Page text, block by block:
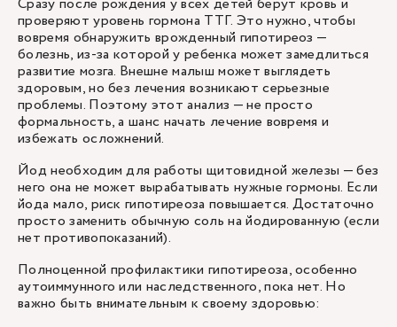
проверяют уровень гормона ТТГ. Это нужно, чтобы
вовремя обнаружить врожденный гипотиреоз —
болезнь, из-за которой у ребенка может замедлиться
развитие мозга. Внешне малыш может выглядеть
здоровым, но без лечения возникают серьезные
проблемы. Поэтому этот анализ — не просто
формальность, а шанс начать лечение вовремя и
избежать осложнений.
Йод необходим для работы щитовидной железы — без
него она не может вырабатывать нужные гормоны. Если
йода мало, риск гипотиреоза повышается. Достаточно
просто заменить обычную соль на йодированную (если
нет противопоказаний).
Полноценной профилактики гипотиреоза, особенно
аутоиммунного или наследственного, пока нет. Но
важно быть внимательным к своему здоровью: